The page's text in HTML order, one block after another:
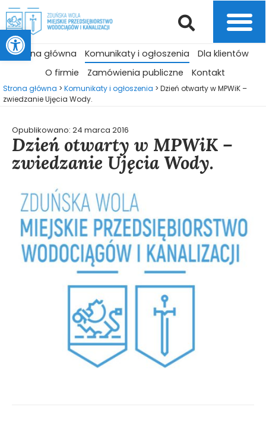
Otwórz pasek narzędzi
Strona główna Komunikaty i ogłoszenia
Dla klientów
O firmie
Zamówienia publiczne Kontakt
Strona główna > Komunikaty i ogłoszenia > Dzień otwarty w MPWiK –
zwiedzanie Ujęcia Wody.
Opublikowano: 24 marca 2016
Dzień otwarty w MPWiK –
zwiedzanie Ujęcia Wody.